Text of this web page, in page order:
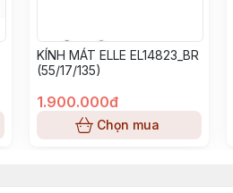
KÍNH MÁT ELLE EL14823_BR
(55/17/135)
1.900.000đ
Chọn mua